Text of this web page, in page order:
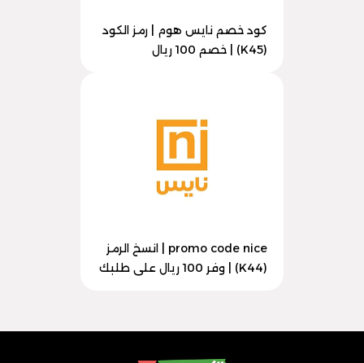
كود خصم نايس هوم | رمز الكود
(K45) | خصم 100 ريال
promo code nice | انسخ الرمز
(K44) | وفر 100 ريال على طلبك